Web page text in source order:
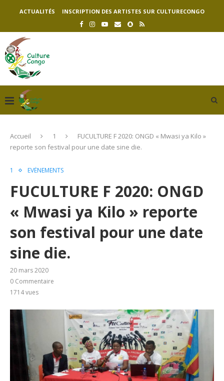
ACTUALITÉS INSCRIPTION DES ARTISTES SUR CULTURECONGO
Accueil 1
FUCULTURE F 2020: ONGD « Mwasi ya Kilo »
reporte son festival pour une date sine die.
1 EVÉNEMENTS
FUCULTURE F 2020: ONGD
« Mwasi ya Kilo » reporte
son festival pour une date
sine die.
20 mars 2020
0 Commentaire
1714vues